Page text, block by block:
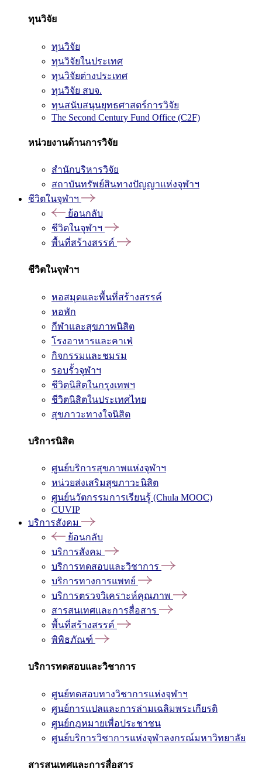
ทุนวิจัย
ทุนวิจัย
ทุนวิจัยในประเทศ
ทุนวิจัยต่างประเทศ
ทุนวิจัย สบจ.
ทุนสนับสนุนยุทธศาสตร์การวิจัย
The Second Century Fund Office (C2F)
หน่วยงานด้านการวิจัย
สำนักบริหารวิจัย
สถาบันทรัพย์สินทางปัญญาแห่งจุฬาฯ
ชีวิตในจุฬาฯ
ย้อนกลับ
ชีวิตในจุฬาฯ
พื้นที่สร้างสรรค์
ชีวิตในจุฬาฯ
หอสมุดและพื้นที่สร้างสรรค์
หอพัก
กีฬาและสุขภาพนิสิต
โรงอาหารและคาเฟ่
กิจกรรมและชมรม
รอบรั้วจุฬาฯ
ชีวิตนิสิตในกรุงเทพฯ
ชีวิตนิสิตในประเทศไทย
สุขภาวะทางใจนิสิต
บริการนิสิต
ศูนย์บริการสุขภาพแห่งจุฬาฯ
หน่วยส่งเสริมสุขภาวะนิสิต
ศูนย์นวัตกรรมการเรียนรู้ (Chula MOOC)
CUVIP
บริการสังคม
ย้อนกลับ
บริการสังคม
บริการทดสอบและวิชาการ
บริการทางการแพทย์
บริการตรวจวิเคราะห์คุณภาพ
สารสนเทศและการสื่อสาร
พื้นที่สร้างสรรค์
พิพิธภัณฑ์
บริการทดสอบและวิชาการ
ศูนย์ทดสอบทางวิชาการแห่งจุฬาฯ
ศูนย์การแปลและการล่ามเฉลิมพระเกียรติ
ศูนย์กฎหมายเพื่อประชาชน
ศูนย์บริการวิชาการแห่งจุฬาลงกรณ์มหาวิทยาลัย
สารสนเทศและการสื่อสาร